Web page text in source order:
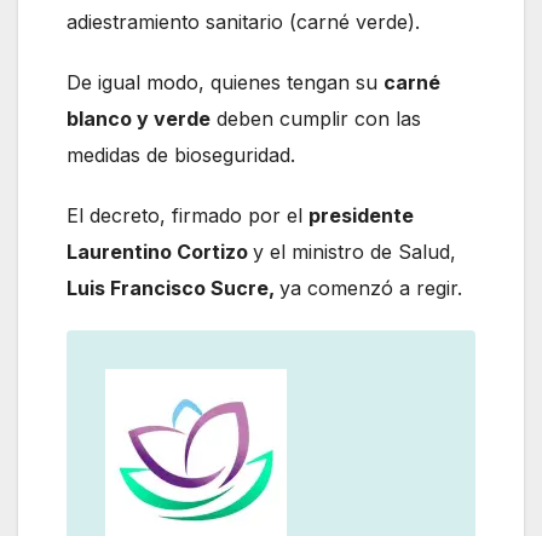
adiestramiento sanitario (carné verde).
De igual modo, quienes tengan su carné
blanco y verde deben cumplir con las
medidas de bioseguridad.
El decreto, firmado por el presidente
Laurentino Cortizo y el ministro de Salud,
Luis Francisco Sucre, ya comenzó a regir.